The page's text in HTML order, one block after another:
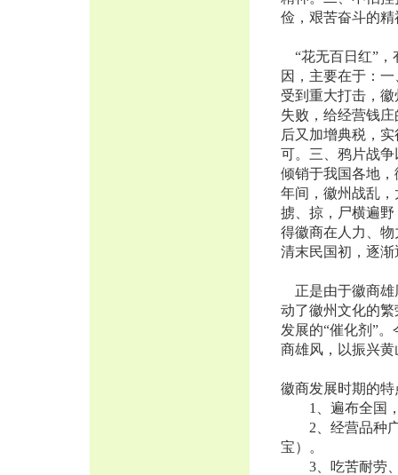
俭，艰苦奋斗的
“花无百日红”，
因，主要在于：
受到重大打击，
失败，给经营钱
后又加增典税，
可。三、鸦片战
倾销于我国各地
年间，徽州战乱
掳、掠，尸横遍
得徽商在人力、
清末民国初，逐
正是由于徽商雄
动了徽州文化的
发展的“催化剂”
商雄风，以振兴黄
徽商发展时期的特
1、遍布全国，
2、经营品种广
宝）。
3、吃苦耐劳、